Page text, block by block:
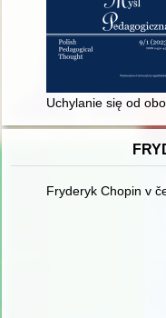
Uchylanie się od
Fryderyk Chopin v